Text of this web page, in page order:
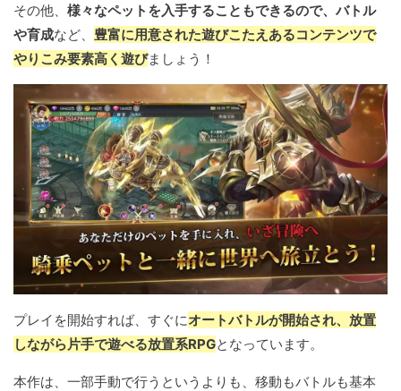
その他、 様々なペットを入手することもできるので、バトル
や育成など、 豊富に用意された遊びこたえあるコンテンツで
やりこみ要素高く遊びましょう！
プレイを開始すれば、すぐにオートバトルが開始され、放置
しながら片手で遊べる放置系RPGとなっています。
本作は、一部手動で行うというよりも、移動もバトルも基本